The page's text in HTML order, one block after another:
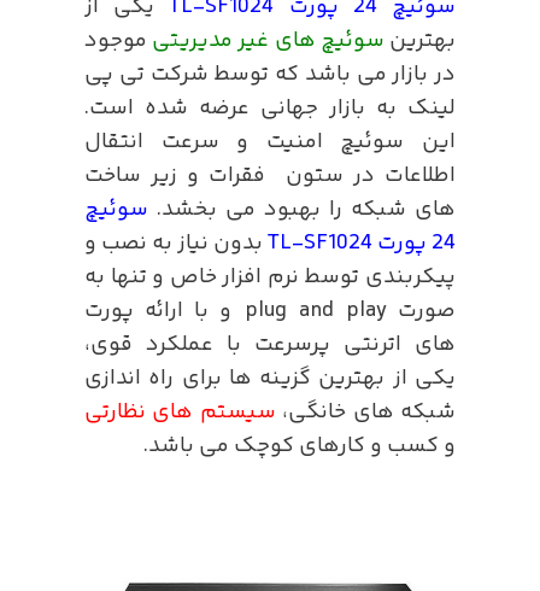
سوئیچ 24 پورت TL-SF1024
یکی از
بهترین سوئیچ های غیر مدیریتی موجود
در بازار می باشد که توسط شرکت تی پی
لینک به بازار جهانی عرضه شده است.
این سوئیچ امنیت و سرعت انتقال
اطلاعات در ستون فقرات و زیر ساخت
های شبکه را بهبود می بخشد. سوئیچ
24 پورت TL-SF1024
بدون نیاز به نصب و
پیکربندی توسط نرم افزار خاص و تنها به
صورت plug and play و با ارائه پورت
های اترنتی پرسرعت با عملکرد قوی،
یکی از بهترین گزینه ها برای راه اندازی
شبکه های خانگی، سیستم های نظارتی
و کسب و کارهای کوچک می باشد.